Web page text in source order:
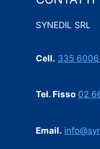
in questo settore.
dell’ultimo minuto.
Professionalità,
consigliamo
SYNEDIL SRL
Cell. 335
Tel. Fisso 02
Email.